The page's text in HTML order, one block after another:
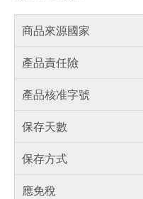
商品來源國家
產品責任險
產品核准字號
保存天數
保存方式
應免稅